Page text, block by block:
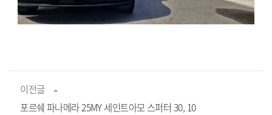
이전글
포르쉐 파나메라 25MY 세인트아모 스퍼터 30, 10